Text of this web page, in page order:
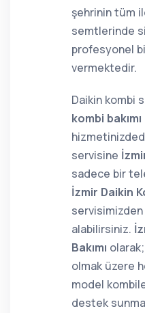
şehrinin tüm
semtlerinde
profesyonel
vermektedir.
Daikin kombi
kombi bakımı
servisine
sadece bir
İzmir Daikin
servisimizden
alabilirsiniz.
Bakımı
olmak üzere
model
destek